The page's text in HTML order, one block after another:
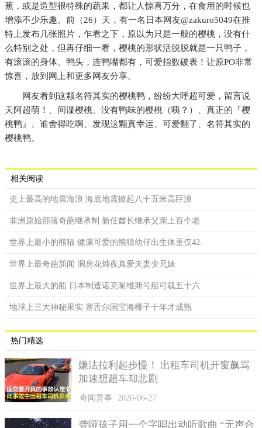
蕉，或是造型很特殊的蔬果，都让人惊喜万分，在食用的时候也
增添不少乐趣。前（26）天，有一名日本网友@zakuro5049在推
特上发布几张照片，乍看之下，原以为只是一般的樱桃，没有什
么特别之处，但再仔细一看，樱桃的形状活脱脱就是一只鸭子，
有滚滚的身体、鸭头，连鸭嘴都有，可爱指数破表！让原PO非常
惊喜，放到网上和更多网友分享。
网友看到这颗名符其实的樱桃鸭，纷纷大呼超可爱，留言说
天阿超萌！、间谍樱桃、没有鸭味的樱桃（咦？）、真正的『樱
桃鸭』、谁舍得吃啊、发现这颗真幸运、可爱翻了、名符其实的
樱桃鸭。
相关阅读
史上最高的地震海浪 海底地震掀起八十五米高巨浪
非洲原始部落奇葩继承制 新任酋长继承父亲上百个老
世界上最小的熊猫 健康可爱的熊猫幼仔出生体重仅42.
世界上最奇葩新闻 洞房花烛夜真爱夫妻变兄妹
世界上最大的船 日本制造诺克耐维斯号船可载五十六
地球上三大神秘果实 塞舌尔国宝海椰子十年才成熟
热门精选
嫌法拉利起步慢！ 出租车司机开窗飙骂
加速想超车却悲剧
奇闻异事 2020-06-27
聋哑孩子用一个字唱出动听歌曲 “无声合